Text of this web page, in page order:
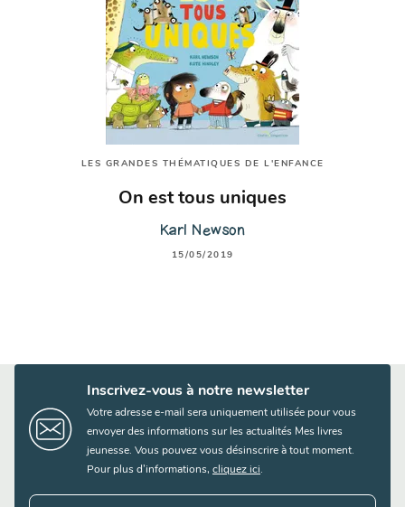
LES GRANDES THÉMATIQUES DE L'ENFANCE
On est tous uniques
Karl Newson
15/05/2019
Inscrivez-vous à notre newsletter
Votre adresse e-mail sera uniquement utilisée pour vous
envoyer des informations sur les actualités Mes livres
jeunesse. Vous pouvez vous désinscrire à tout moment.
Pour plus d’informations, cliquez ici.